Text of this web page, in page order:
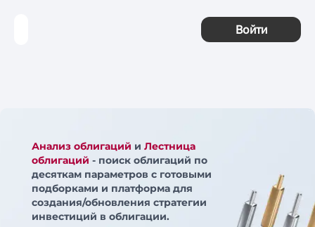
Войти
Анализ облигаций и Лестница
облигаций - поиск облигаций по
десяткам параметров с готовыми
подборками и платформа для
создания/обновления стратегии
инвестиций в облигации.